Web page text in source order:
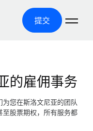
提交
的雇佣事务
您在斯洛文尼亚的团队
至股票期权，所有服务都